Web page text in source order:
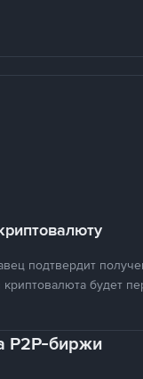
подтвердит
будет
P2P-биржи